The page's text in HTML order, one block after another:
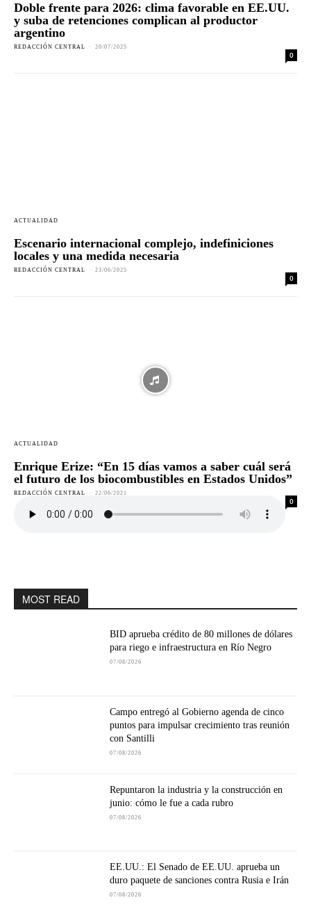
Doble frente para 2026: clima favorable en EE.UU.
y suba de retenciones complican al productor
argentino
REDACCIÓN CENTRAL - 20/07/2025
0
ACTUALIDAD
Escenario internacional complejo, indefiniciones
locales y una medida necesaria
REDACCIÓN CENTRAL - 23/06/2025
0
ACTUALIDAD
Enrique Erize: “En 15 días vamos a saber cuál será
el futuro de los biocombustibles en Estados Unidos”
REDACCIÓN CENTRAL - 22/06/2021
0
MOST READ
BID aprueba crédito de 80 millones de dólares
para riego e infraestructura en Río Negro
07/08/2026
Campo entregó al Gobierno agenda de cinco
puntos para impulsar crecimiento tras reunión
con Santilli
07/08/2026
Repuntaron la industria y la construcción en
junio: cómo le fue a cada rubro
07/08/2026
EE.UU.: El Senado de EE.UU. aprueba un
duro paquete de sanciones contra Rusia e Irán
07/08/2026